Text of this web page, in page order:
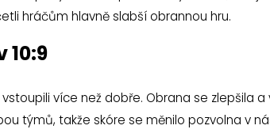
hráčům hlavně slabší obrannou hru.
10:9
více než dobře. Obrana se zlepšila
týmů, takže skóre se měnilo pozvolna v